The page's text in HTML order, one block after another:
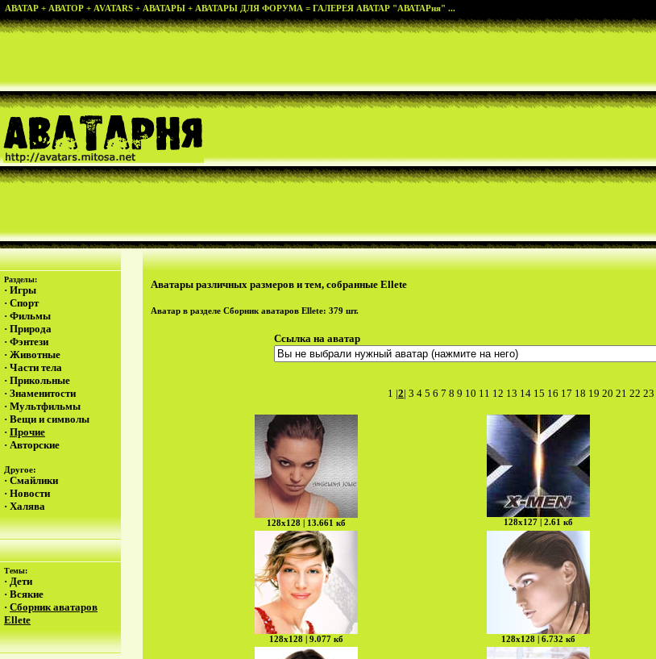
АВАТАР + АВАТОР + AVATARS + АВАТАРЫ + АВАТАРЫ ДЛЯ ФОРУМА = ГАЛЕРЕЯ АВАТАР "АВАТАРня" ...
Разделы:
· Игры
· Спорт
· Фильмы
· Природа
· Фэнтези
· Животные
· Части тела
· Прикольные
· Знаменитости
· Мультфильмы
· Вещи и символы
· Прочие
· Авторские
Другое:
· Смайлики
· Новости
· Халява
Темы:
· Дети
· Всякие
· Сборник аватаров
Ellete
Аватары различных размеров и тем, собранные Ellete
Аватар в разделе Сборник аватаров Ellete: 379 шт.
Ссылка на аватар
1 |2| 3 4 5 6 7 8 9 10 11 12 13 14 15 16 17 18 19 20 21 22 23
128х128 | 13.661 кб 128х127 | 2.61 кб
128х128 | 9.077 кб 128х128 | 6.732 кб